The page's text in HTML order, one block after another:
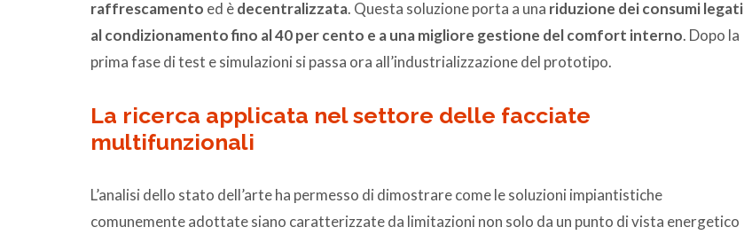
raffrescamento ed èdecentralizzata. Questa soluzione porta a una riduzione dei consumi legati
al condizionamento fino al 40 per cento e a una migliore gestione del comfort interno. Dopo la
prima fase di test e simulazioni si passa ora all’industrializzazione del prototipo.
La ricerca applicata nel settore delle facciate
multifunzionali
L’analisi dello stato dell’arte ha permesso di dimostrare come le soluzioni impiantistiche
comunemente adottate siano caratterizzate da limitazioni non solo da un punto di vista energetico